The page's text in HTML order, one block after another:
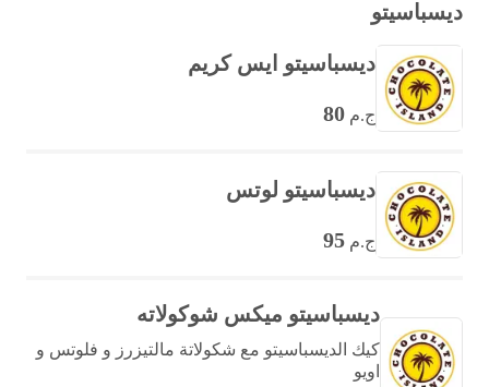
ديسباسيتو
ديسباسيتو ايس كريم
ج.م 80
ديسباسيتو لوتس
ج.م 95
ديسباسيتو ميكس شوكولاته
كيك الديسباسيتو مع شكولاتة مالتيزرز و فلوتس و
اويو